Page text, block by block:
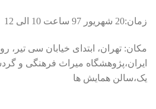
زمان:20 شهریور 97 ساعت 10 الی 12
مکان: تهران، ابتدای خیابان سی تیر،
ایران،پژوهشگاه میراث فرهنگی و
یک،سالن همایش ها